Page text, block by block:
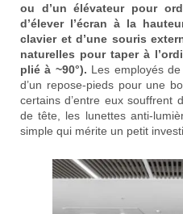
ou d’un élévateur pour
d’élever l’écran à la
clavier et d’une souris
naturelles pour taper à
plié à ~90°). Les employés
d’un repose-pieds pour une
certains d’entre eux souffrent
de tête, les lunettes anti-
simple qui mérite un petit